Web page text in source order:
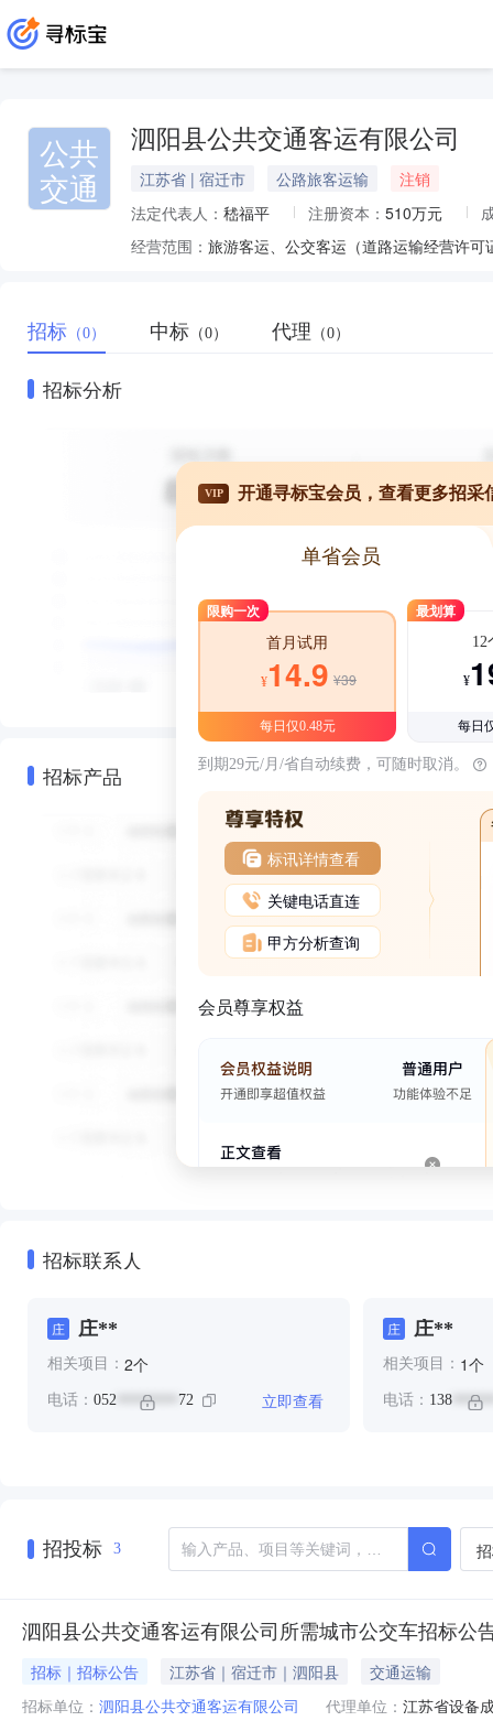
公共
交通
泗阳县公共交通客运有限公司
江苏省 | 宿迁市 公路旅客运输
注销
法定代表人： 嵇福平 注册资本： 510万元
经营范围： 旅游客运、公交客运（道路运输经营许
招标 （0） 中标 （0） 代理 （0）
招标分析
招标产品
VIP 开通寻标宝会员，查看更多招采
单省会员
限购一次
首月试用
¥14.9 ¥39
每日仅0.48元
最划算
12
¥
每日
到期29元/月/省自动续费，可随时取消。
标讯详情查看
关键电话直连
甲方分析查询
会员尊享权益
招标联系人
庄 庄**
相关项目： 2个
电话： 052 ******** 72 立即查看
庄 庄**
相关项目： 1个
电话： 138
招投标 3
泗阳县公共交通客运有限公司所需城市公交车招标公
招标｜招标公告 江苏省｜宿迁市｜泗阳县
交通运输
招标单位： 泗阳县公共交通客运有限公司 代理单位： 江苏省设备